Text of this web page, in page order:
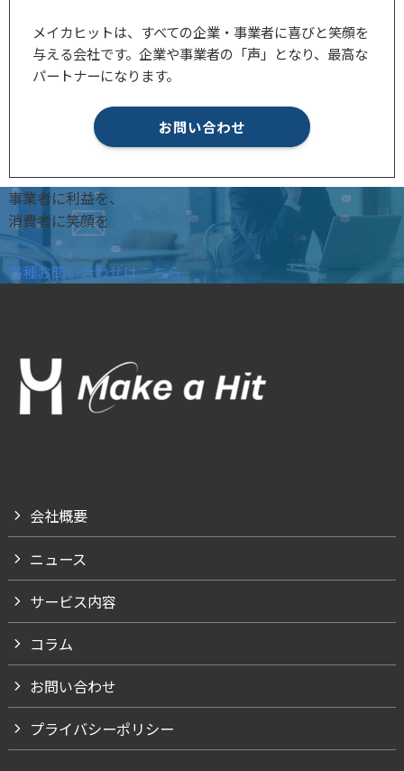
メイカヒットは、すべての企業・事業者に喜びと笑顔を
与える会社です。企業や事業者の「声」となり、最高な
パートナーになります。
お問い合わせ
事業者に利益を、
消費者に笑顔を
各種お問い合わせはこちら
会社概要
ニュース
サービス内容
コラム
お問い合わせ
プライバシーポリシー